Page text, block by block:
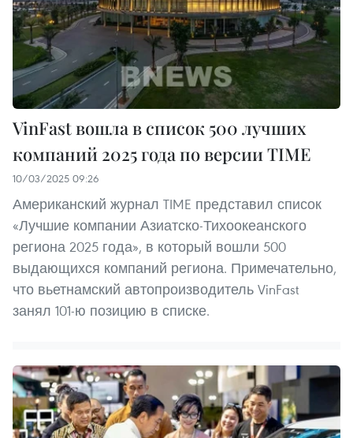
VinFast вошла в список 500 лучших
компаний 2025 года по версии TIME
10/03/2025 09:26
Американский журнал TIME представил список
«Лучшие компании Азиатско-Тихоокеанского
региона 2025 года», в который вошли 500
выдающихся компаний региона. Примечательно,
что вьетнамский автопроизводитель VinFast
занял 101-ю позицию в списке.